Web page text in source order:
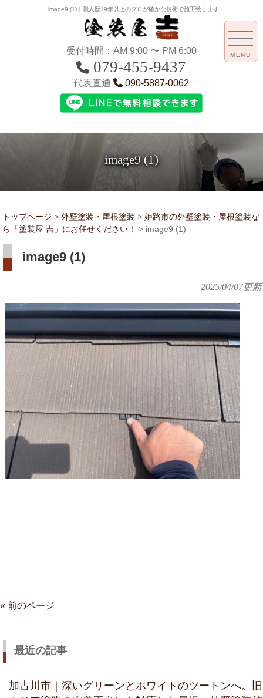
image9 (1)｜職人歴19年以上のプロが確かな技術で施工致します
受付時間：AM 9:00 〜 PM 6:00
079-455-9437
代表直通 090-5887-0062
image9 (1)
MENU
トップページ > 外壁塗装・屋根塗装 > 姫路市の外壁塗装・屋根塗装な
ら「塗装屋 吉」にお任せください！
> image9 (1)
image9 (1)
2025/04/07更新
« 前のページ
最近の記事
加古川市｜深いグリーンとホワイトのツートンへ。旧